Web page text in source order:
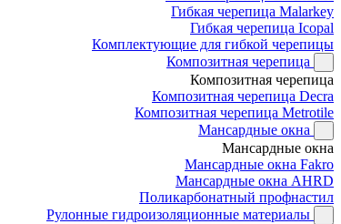
Гибкая черепица Malarkey
Гибкая черепица Icopal
Комплектующие для гибкой черепицы
Композитная черепица
Композитная черепица
Композитная черепица Decra
Композитная черепица Metrotile
Мансардные окна
Мансардные окна
Мансардные окна Fakro
Мансардные окна AHRD
Поликарбонатный профнастил
Рулонные гидроизоляционные материалы